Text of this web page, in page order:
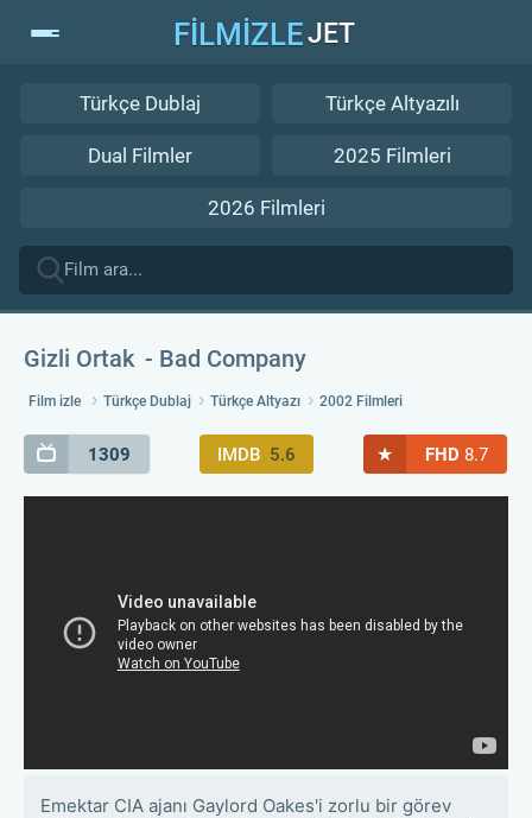
FİLMİZLEJET
Türkçe Dublaj Türkçe Altyazılı
Dual Filmler 2025 Filmleri
2026 Filmleri
Gizli Ortak Bad Company
Film izle Türkçe Dublaj Türkçe Altyazı 2002 Filmleri
1309 IMDB 5.6 ★ FHD 8.7
Emektar CIA ajanı Gaylord Oakes'i zorlu bir görev